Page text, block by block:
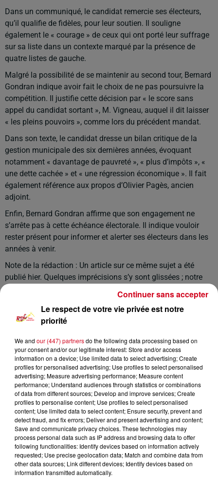
Dans un communiqué, le candidat remercie ses électeurs,
qu’il qualifie de fidèles, pour leur soutien. Il souligne
également le « courage » de ceux qui ont porté leur suffrage
sur sa liste dans un contexte marqué par la présence de
quatre listes de gauche.
Malgré la possibilité de se maintenir au second tour, Bernard
Gondran indique avoir fait le choix de ne pas poursuivre la
compétition. Il justifie cette décision par « le score sans
appel du candidat sortant », M. Vigneau, auquel il dit laisser
« les pleins pouvoirs », comme lors du précédent mandat.
Dans son texte, le candidat dresse un bilan critique de la
gestion municipale des six dernières années, évoquant
notamment « davantage de pauvreté », « plus d’impôts », «
une dette cachée » et « une régression économique ». Il fait
également référence aux propos d’Olivier Pagès, ancien
adjoint.
Enfin, Bernard Gondran affirme que son engagement ne
s’arrête pas à cette échéance électorale. Il indique vouloir
rester présent pour informer et alerter ses électeurs dans les
années à venir.
Note de la rédaction : Un article sur ce même sujet a été
publié hier. Quelques imprécisions s’y sont glissées ; notre
Communiqué de Bernard Gondran
Crédit :Bernard Gondran
Le respect de votre vie privée est notre
priorité
We and our (447) partnersdo the following data processing based on
your consent and/or our legitimate interest: Store and/or access
information on a device; Use limited data to select advertising; Create
profiles for personalised advertising; Use profiles to select personalised
advertising; Measure advertising performance; Measure content
performance; Understand audiences through statistics or combinations
of data from different sources; Develop and improve services; Create
profiles to personalise content; Use profiles to select personalised
content; Use limited data to select content; Ensure security, prevent and
detect fraud, and fix errors; Deliver and present advertising and content;
Save and communicate privacy choices. These technologies may
process personal data such as IP address and browsing data to offer
following functionalities: Identify devices based on information actively
requested; Use precise geolocation data; Match and combine data from
other data sources; Link different devices; Identify devices based on
information transmitted automatically.
Continuer sans accepter